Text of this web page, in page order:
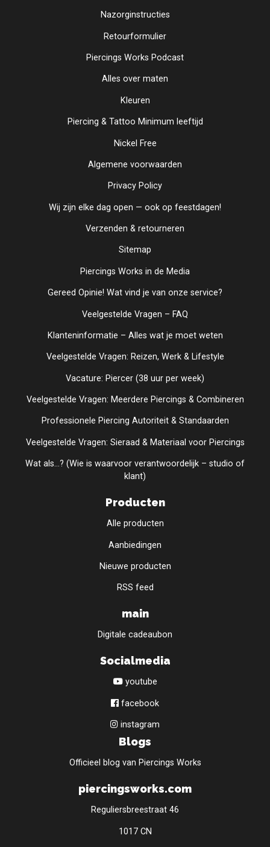
Nazorginstructies
Retourformulier
Piercings Works Podcast
Alles over maten
Kleuren
Piercing & Tattoo Minimum leeftijd
Nickel Free
Algemene voorwaarden
Privacy Policy
Wij zijn elke dag open — ook op feestdagen!
Verzenden & retourneren
Sitemap
Piercings Works in de Media
Gereed Opinie! Wat vind je van onze service?
Veelgestelde Vragen – FAQ
Klanteninformatie – Alles wat je moet weten
Veelgestelde Vragen: Reizen, Werk & Lifestyle
Vacature: Piercer (38 uur per week)
Veelgestelde Vragen: Meerdere Piercings & Combineren
Professionele Piercing Autoriteit & Standaarden
Veelgestelde Vragen: Sieraad & Materiaal voor Piercings
Wat als...? (Wie is waarvoor verantwoordelijk – studio of
klant)
Producten
Alle producten
Aanbiedingen
Nieuwe producten
RSS feed
main
Digitale cadeaubon
Socialmedia
youtube
facebook
instagram
Blogs
Officieel blog van Piercings Works
piercingsworks.com
Reguliersbreestraat 46
1017 CN